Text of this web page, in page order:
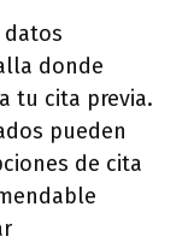
datos
donde
tu cita previa.
pueden
de cita